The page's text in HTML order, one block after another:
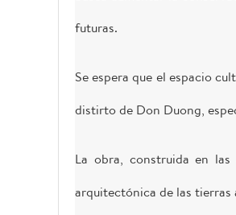
futuras.
Se espera que el espacio
distirto de Don Duong,
La obra, construida en
arquitectónica de las